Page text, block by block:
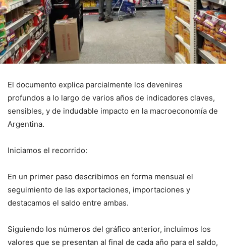
El documento explica parcialmente los devenires
profundos a lo largo de varios años de indicadores claves,
sensibles, y de indudable impacto en la macroeconomía de
Argentina.
Iniciamos el recorrido:
En un primer paso describimos en forma mensual el
seguimiento de las exportaciones, importaciones y
destacamos el saldo entre ambas.
Siguiendo los números del gráfico anterior, incluimos los
valores que se presentan al final de cada año para el saldo,